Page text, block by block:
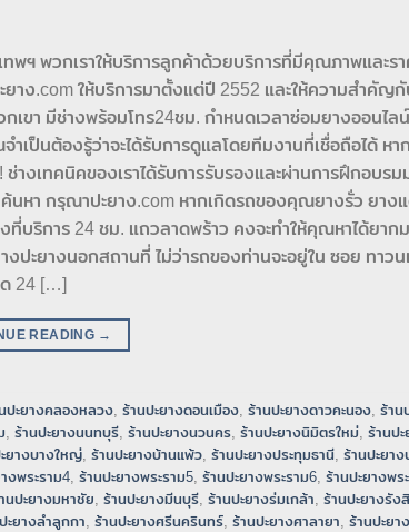
ฯ พวกเราให้บริการลูกค้าด้วยบริการที่มีคุณภาพและร
าง.com ให้บริการมาตั้งแต่ปี 2552 และให้ความสำคัญ
า มีช่างพร้อมโทร24ชม. กำหนดเวลาซ่อมยางออนไล
ป็นต้องรู้ว่าจะได้รับการดูแลโดยทีมงานที่เชื่อถือได้ หา
างเทคนิคของเราได้รับการรับรองและผ่านการฝึกอบรม
นหา กรุณาปะยาง.com หากเกิดรถของคุณยางรั่ว ยาง
บริการ 24 ชม. แถวลาดพร้าว คงจะทำให้คุณหาได้ยาก
ปะยางนอกสถานที่ ไม่ว่ารถของท่านจะอยู่ใน ซอย ทาว
ด 24 […]
READING →
ปะยางคลองหลวง, ร้านปะยางดอนเมือง, ร้านปะยางดาวคะนอง, ร้าน
, ร้านปะยางนนทบุรี, ร้านปะยางนวนคร, ร้านปะยางนิมิตรใหม่, ร้านป
ยางบางใหญ่, ร้านปะยางบ้านแพ้ว, ร้านปะยางประทุมธานี, ร้านปะยาง
งพระราม4, ร้านปะยางพระราม5, ร้านปะยางพระราม6, ร้านปะยางพร
นปะยางมหาชัย, ร้านปะยางมีนบุรี, ร้านปะยางร่มเกล้า, ร้านปะยางรัง
ะยางลำลูกกา, ร้านปะยางศรีนครินทร์, ร้านปะยางศาลายา, ร้านปะยา